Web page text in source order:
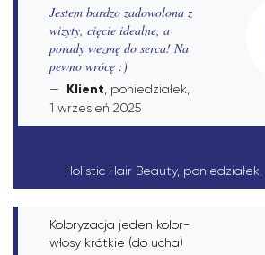
Jestem bardzo zadowolona z
wizyty, cięcie idealne, a
porady wezmę do serca! Na
pewno wrócę :)
Klient , poniedziałek,
1 wrzesień 2025
Holistic Hair Beauty,
Koloryzacja jeden kolor-
włosy krótkie (do ucha)